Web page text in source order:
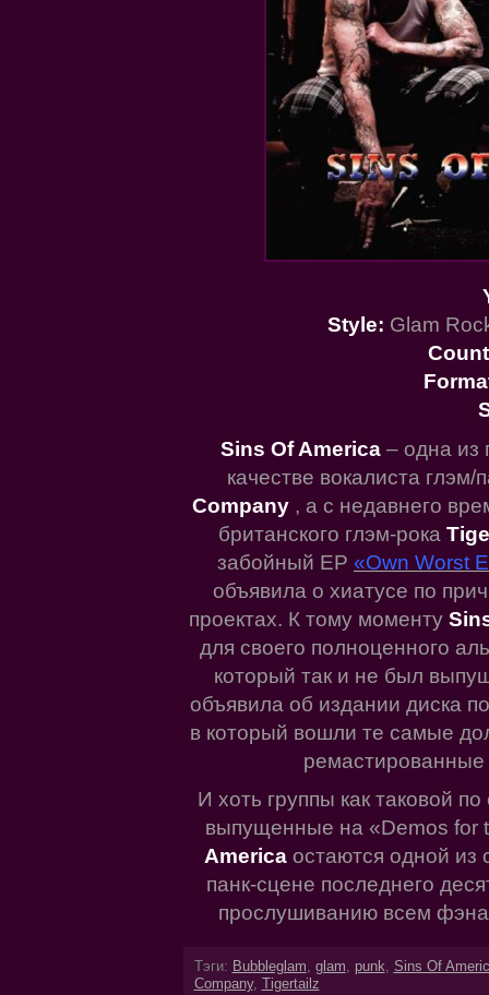
Style: Glam
Sins Of America– одна из
качестве вокалиста
Company , а с недавнего
британского глэм-рока
забойный EP «Own Worst
объявила о хиатусе по
проектах. К тому моменту
для своего полноценного
который так и не был
объявила об издании диска
в который вошли те самые
ремастированные
И хоть группы как таковой
выпущенные на «Demos for
America остаются одной из
панк-сцене последнего
прослушиванию всем
Тэги: Bubbleglam, glam, punk, Sins Of
Company, Tigertailz